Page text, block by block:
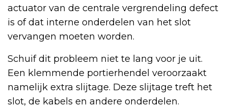
actuator van de centrale vergrendeling defect
is of dat interne onderdelen van het slot
vervangen moeten worden.
Schuif dit probleem niet te lang voor je uit.
Een klemmende portierhendel veroorzaakt
namelijk extra slijtage. Deze slijtage treft het
slot, de kabels en andere onderdelen.